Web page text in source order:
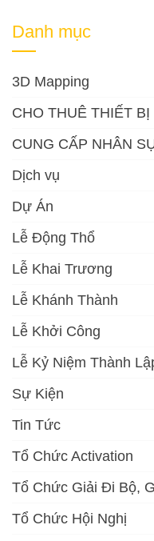
Danh mục
3D Mapping
CHO THUÊ THIẾT BỊ
CUNG CẤP NHÂN
Dịch vụ
Dự Án
Lễ Động Thổ
Lễ Khai Trương
Lễ Khánh Thành
Lễ Khởi Công
Lễ Kỷ Niệm Thành
Sự Kiện
Tin Tức
Tổ Chức Activation
Tổ Chức Giải Đi Bộ,
Tổ Chức Hội Nghị